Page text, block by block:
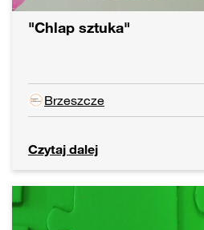
"Chlap sztuka"
Brzeszcze
Czytaj dalej